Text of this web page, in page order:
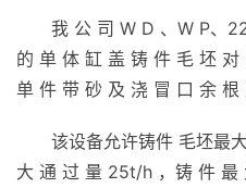
我 公 司 W D 、W P、
的 单 体 缸 盖 铸 件 毛 坯 对
单 件 带 砂 及 浇 冒 口 余 根
该设备允许铸件 毛坯最
大 通 过 量 25t/h ，铸 件 最